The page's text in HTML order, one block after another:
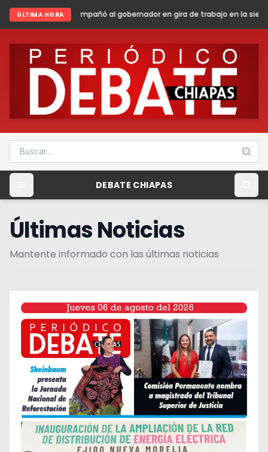
ÚLTIMA HORA
al gobernador en gira de trabajo en la sierra madre de Chiapas
DEBATE CHIAPAS
Últimas Noticias
Mantente informado con las últimas noticias